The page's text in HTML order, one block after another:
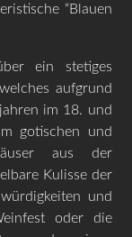
“Blauen
ein stetiges
aufgrund
im 18. und
gotischen und
aus der
Kulisse der
und
oder die